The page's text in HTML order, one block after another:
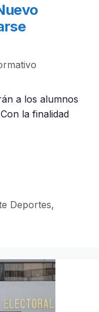
a los alumnos
la finalidad
Deportes,